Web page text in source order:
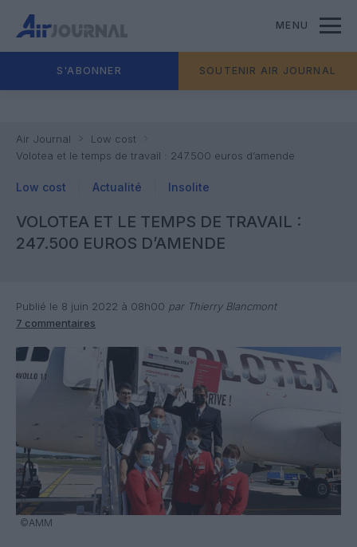
MENU
S'ABONNER SOUTENIR AIR JOURNAL
Air Journal
Low cost
Volotea et le temps de travail : 247.500 euros d’amende
Low cost Actualité Insolite
VOLOTEA ET LE TEMPS DE TRAVAIL :
247.500 EUROS D’AMENDE
Publié le 8 juin 2022 à 08h00 par Thierry Blancmont
7 commentaires
©AMM